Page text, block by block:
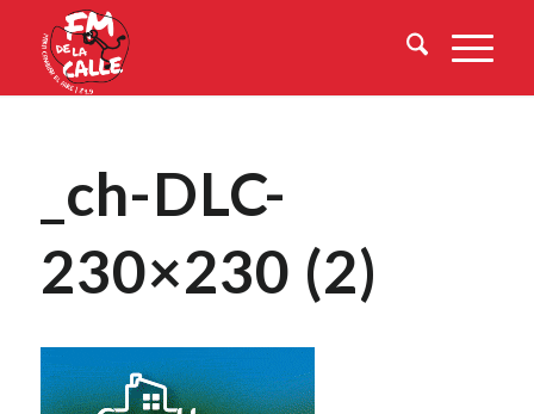
_ch-DLC-
230×230 (2)